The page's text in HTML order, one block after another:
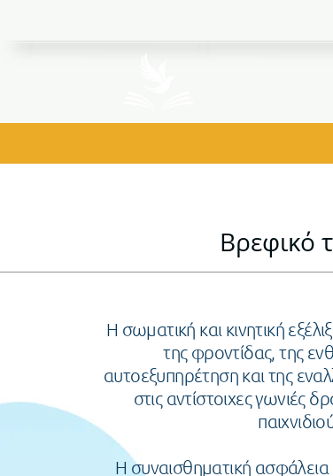
Βρεφικό
Η σωματική και κινητική
της φροντίδας, της
αυτοεξυπηρέτηση και της
στις αντίστοιχες γωνιές
Η συναισθηματική ασφάλεια